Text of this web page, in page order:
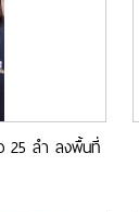
25 ลำ ลงพื้นที่